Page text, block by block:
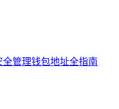
全管理钱包地址全指南